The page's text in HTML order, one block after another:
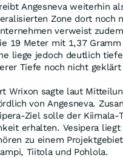
Angesneva weiterhin
Zone dort noch
verweist
19 Meter mit 1,37
liege jedoch deutlich
Tiefe noch nicht geklärt
Wrixon sagte laut
von Angesneva.
Ziel solle der Kiimala-
erhalten. Vesipera
zu einem
Tiitola und Pohlola.